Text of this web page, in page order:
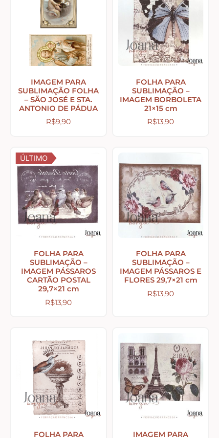
Tecidos com Desenhos de Painéis
Listrados e Xadrez
Tecidos Estampados e Florais
Tecidos Estampas de Cozinha
MDF – CAIXAS E APLIQUES
Natal
Abelhas – Mel
Abóboras
Arabescos e Cantoneiras
Casinhas – Cercas – Portões – Luminárias –
Janelas
Costura e Ateliê
IMAGEM PARA
SUBLIMAÇÃO FOLHA
– SÃO JOSÉ E STA.
ANTONIO DE PÁDUA
R$9,90
FOLHA PARA
SUBLIMAÇÃO –
IMAGEM BORBOLETA
21×15 cm
R$13,90
ÚLTIMO
FOLHA PARA
SUBLIMAÇÃO –
IMAGEM PÁSSAROS
CARTÃO POSTAL
29,7×21 cm
R$13,90
FOLHA PARA
SUBLIMAÇÃO –
IMAGEM PÁSSAROS E
FLORES 29,7×21 cm
R$13,90
FOLHA PARA
IMAGEM PARA